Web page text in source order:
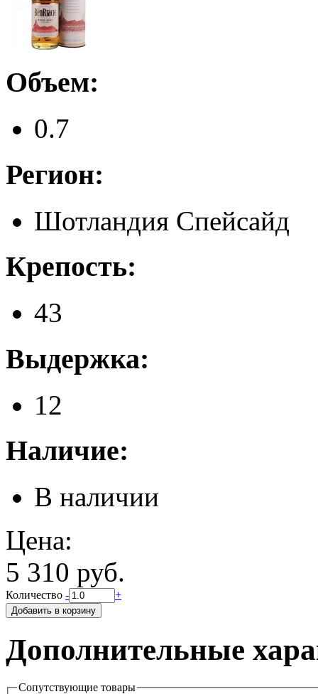
Объем:
0.7
Регион:
Шотландия Спейсайд
Крепость:
43
Выдержка:
12
Наличие:
В наличии
Цена:
5 310 руб.
Количество - +
Дополнительные
Сопутствующие товары